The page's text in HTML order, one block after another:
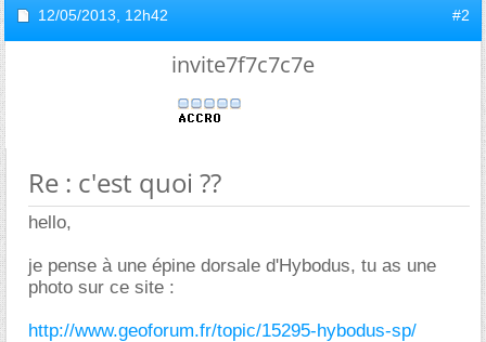
12/05/2013, 12h42 #2
invite7f7c7c7e
Re : c'est quoi ??
hello,
je pense à une épine dorsale d'Hybodus, tu as une
photo sur ce site :
http://www.geoforum.fr/topic/15295-hybodus-sp/